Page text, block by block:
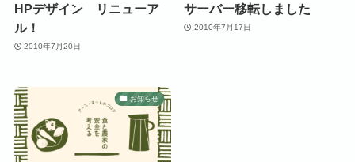
HPデザイン リニューア
ル！
2010年7月20日
サーバー移転しました
2010年7月17日
お知らせ